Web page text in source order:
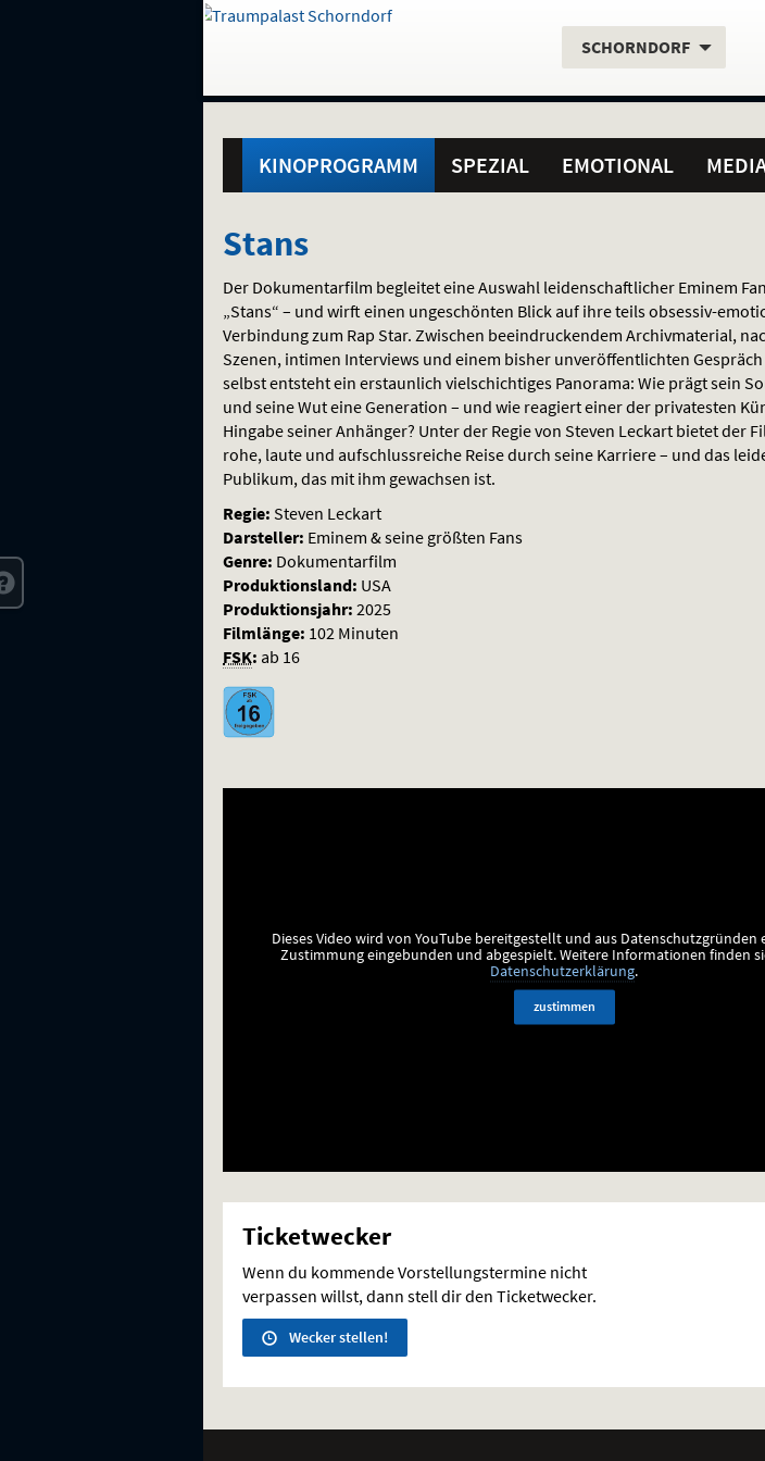
direkt
Inhalt
Menü
und
Gehe
Standortauswahl
Aktueller
SCHORNDORF.
KINOPROGRAMM SPEZIAL EMOTIONAL
Stans
Stans
Der Dokumentarfilm begleitet eine Auswahl leidenschaftlicher Eminem
„Stans“ – und wirft einen ungeschönten Blick auf ihre teils obsessiv-
Verbindung zum Rap Star. Zwischen beeindruckendem Archivmaterial,
Szenen, intimen Interviews und einem bisher unveröffentlichten
selbst entsteht ein erstaunlich vielschichtiges Panorama: Wie prägt sein
und seine Wut eine Generation – und wie reagiert einer der privatesten
Hingabe seiner Anhänger? Unter der Regie von Steven Leckart bietet der
rohe, laute und aufschlussreiche Reise durch seine Karriere – und das
Publikum, das mit ihm gewachsen ist.
Regie: Steven Leckart
Darsteller: Eminem & seine größten Fans
Genre: Dokumentarfilm
Produktionsland: USA
Produktionsjahr: 2025
Filmlänge: 102 Minuten
FSK: ab 16
Dieses Video wird von YouTube bereitgestellt und aus Datenschutzgründen
Zustimmung eingebunden und abgespielt.Weitere Informationen finden
Datenschutzerklärung.
zustimmen
Ticketwecker
Wenn du kommende Vorstellungstermine nicht
verpassen willst, dann stell dir den Ticketwecker.
Wecker stellen!